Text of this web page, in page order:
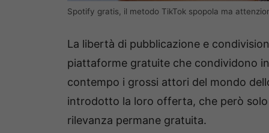
Spotify gratis, il metodo TikTok spopola ma
La libertà di pubblicazione e
piattaforme gratuite che condividono
contempo i grossi attori del mondo
introdotto la loro offerta, che però
rilevanza permane gratuita.